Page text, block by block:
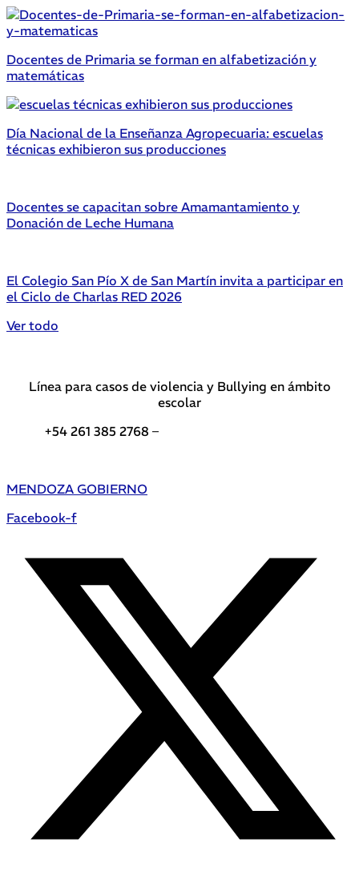
Docentes de Primaria se forman en alfabetización y
matemáticas
Día Nacional de la Enseñanza Agropecuaria: escuelas
técnicas exhibieron sus producciones
Docentes se capacitan sobre Amamantamiento y
Donación de Leche Humana
El Colegio San Pío X de San Martín invita a participar en
el Ciclo de Charlas RED 2026
Ver todo
Línea para casos de violencia y Bullying en ámbito
escolar
+54 261 385 2768 –
MENDOZA GOBIERNO
Facebook-f